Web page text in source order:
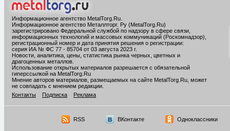
Информационное агентство MetalTorg.Ru
Информационное агентство Металлторг. Ру (MetalTorg.Ru)
зарегистрировано Федеральной службой по надзору в сфере связи,
информационных технологий и массовых коммуникаций (Роскомнадзор),
регистрационный номер и дата принятия решения о регистрации:
серия ИА № ФС 77 - 85704 от 03 августа 2023 г.
Новости, аналитика, цены, статистика рынка черных, цветных и
драгоценных металлов.
Использование открытых материалов разрешается с обязательной
гиперссылкой на MetalTorg.Ru
Мнение авторов материалов, размещаемых на сайте MetalTorg.Ru, может
не совпадать с мнением редакции.
Контакты
Подписка Реклама
RSS ВКонтакте Одноклассники